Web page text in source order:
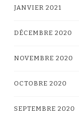
JANVIER 2021
DÉCEMBRE 2020
NOVEMBRE 2020
OCTOBRE 2020
SEPTEMBRE 2020